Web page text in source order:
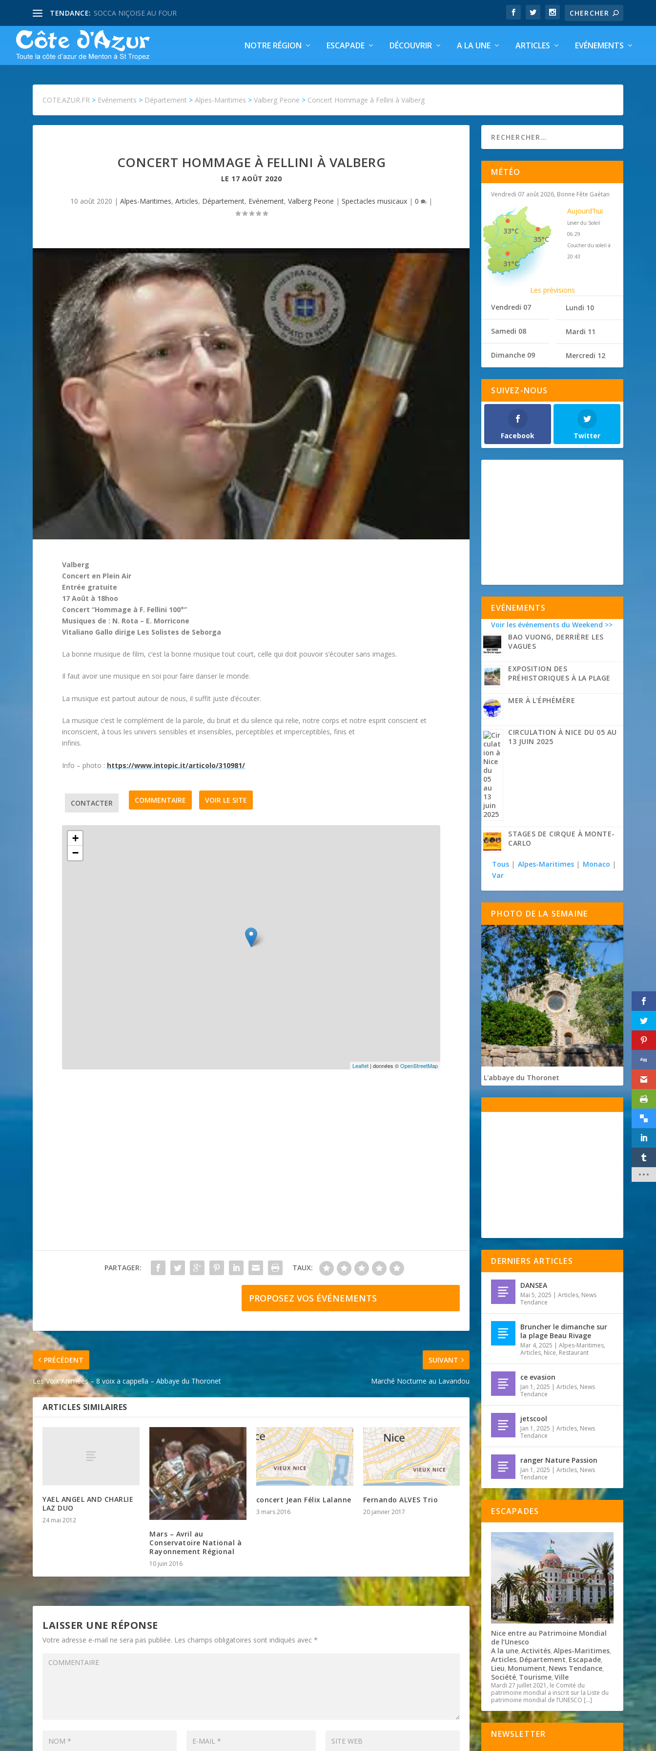
TENDANCE: SOCCA NIÇOISE AU FOUR
NOTRE RÉGION ESCAPADE DÉCOUVRIR A LA UNE ARTICLES EVÉNEMENTS
COTE.AZUR.FR > Evénements > Département >Alpes-Maritimes >Valberg Peone > Concert Hommage à Fellini à Valberg
CONCERT HOMMAGE À FELLINI À VALBERG
LE 17 AOÛT 2020
10 août 2020 | Alpes-Maritimes, Articles, Département, Evénement, Valberg Peone | Spectacles musicaux| 0 |
Valberg
Concert en Plein Air
Entrée gratuite
17 Août à 18hoo
Concert “Hommage à F. Fellini 100°”
Musiques de : N. Rota – E. Morricone
Vitaliano Gallo dirige Les Solistes de Seborga
La bonne musique de film, c’est la bonne musique tout court, celle qui doit pouvoir s’écouter sans images.
Il faut avoir une musique en soi pour faire danser le monde.
La musique est partout autour de nous, il suffit juste d’écouter.
La musique c’est le complément de la parole, du bruit et du silence qui relie, notre corps et notre esprit conscient et
inconscient, à tous les univers sensibles et insensibles, perceptibles et imperceptibles, finis et
infinis.
Info – photo : https://www.intopic.it/articolo/310981/
CONTACTER COMMENTAIRE VOIR LE SITE
+
−
Leaflet | données ©OpenStreetMap
PARTAGER: TAUX:
PROPOSEZ VOS ÉVÉNEMENTS
PRÉCÉDENT
Les Voix Animées – 8 voix a cappella – Abbaye du Thoronet
SUIVANT
Marché Nocturne au Lavandou
ARTICLES SIMILAIRES
YAEL ANGEL AND CHARLIE
LAZ DUO
24 mai 2012
Mars – Avril au
Conservatoire National à
Rayonnement Régional
10 juin 2016
concert Jean Félix Lalanne
3 mars 2016
Fernando ALVES Trio
20 janvier 2017
LAISSER UNE RÉPONSE
Votre adresse e-mail ne sera pas publiée. Les champs obligatoires sont indiqués avec*
MÉTÉO
Vendredi 07 août 2026, Bonne Fête Gaétan
35°C
33°C
31°C
Aujourd'hui
Lever du Soleil
06:29
Coucher du soleil à
20:43
Les prévisions
Vendredi 07
Samedi 08
Dimanche 09
Lundi 10
Mardi 11
Mercredi 12
SUIVEZ-NOUS
Facebook Twitter
EVÉNEMENTS
Voir les événements du Weekend >>
BAO VUONG, DERRIÈRE LES
VAGUES
EXPOSITION DES
PRÉHISTORIQUES À LA PLAGE
MER À L’ÉPHÉMÈRE
CIRCULATION À NICE DU 05 AU
13 JUIN 2025
STAGES DE CIRQUE À MONTE-
CARLO
Tous | Alpes-Maritimes | Monaco |
Var
PHOTO DE LA SEMAINE
L'abbaye du Thoronet
DERNIERS ARTICLES
DANSEA
Mai 5, 2025 |Articles, News
Tendance
Bruncher le dimanche sur
la plage Beau Rivage
Mar 4, 2025 |Alpes-Maritimes,
Articles, Nice, Restaurant
ce evasion
Jan 1, 2025 |Articles, News
Tendance
jetscool
Jan 1, 2025 |Articles, News
Tendance
ranger Nature Passion
Jan 1, 2025 |Articles, News
Tendance
ESCAPADES
Nice entre au Patrimoine Mondial
de l’Unesco
A la une,Activités,Alpes-Maritimes,
Articles, Département, Escapade,
Lieu, Monument, News Tendance,
Société, Tourisme,Ville
Mardi 27 juillet 2021, le Comité du
patrimoine mondial a inscrit sur la Liste du
patrimoine mondial de l’UNESCO […]
NEWSLETTER